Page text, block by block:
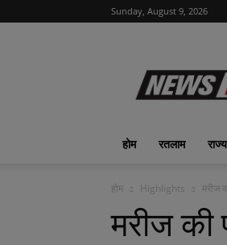
Sunday, August 9, 2026
होम रतलाम राज्य
होम Highlights मरीज
मरीज की